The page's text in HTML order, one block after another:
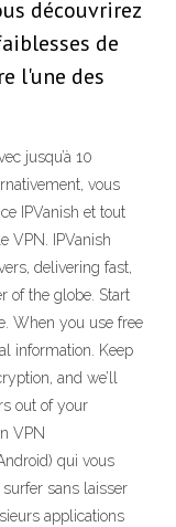
découvrirez
de
l'une des
jusqu’à 10
vous
IPVanish et tout
VPN. IPVanish
delivering fast,
of the globe. Start
When you use free
information. Keep
and we’ll
out of your
VPN
qui vous
sans laisser
applications